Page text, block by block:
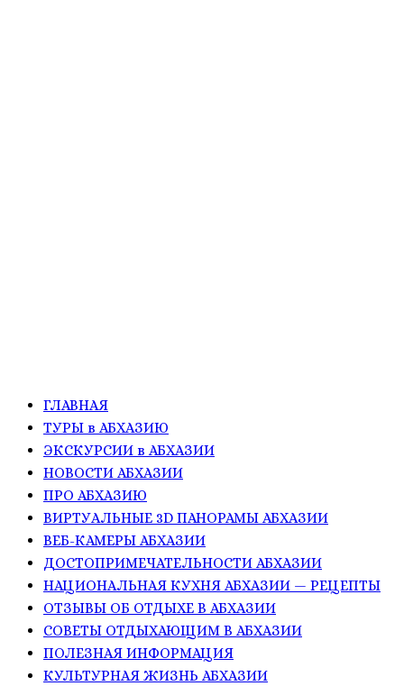
ГЛАВНАЯ
ТУРЫ в АБХАЗИЮ
ЭКСКУРСИИ в АБХАЗИИ
НОВОСТИ АБХАЗИИ
ПРО АБХАЗИЮ
ВИРТУАЛЬНЫЕ 3D ПАНОРАМЫ АБХАЗИИ
ВЕБ-КАМЕРЫ АБХАЗИИ
ДОСТОПРИМЕЧАТЕЛЬНОСТИ АБХАЗИИ
НАЦИОНАЛЬНАЯ КУХНЯ АБХАЗИИ — РЕЦЕПТЫ
ОТЗЫВЫ ОБ ОТДЫХЕ В АБХАЗИИ
СОВЕТЫ ОТДЫХАЮЩИМ В АБХАЗИИ
ПОЛЕЗНАЯ ИНФОРМАЦИЯ
КУЛЬТУРНАЯ ЖИЗНЬ АБХАЗИИ